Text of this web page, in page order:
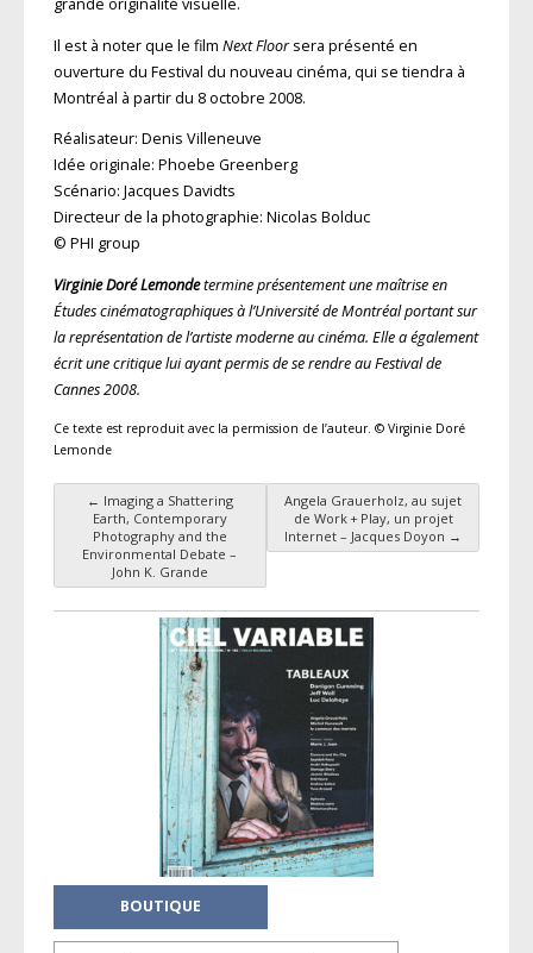
grande originalité visuelle.
Il est à noter que le film Next Floorsera présenté en
ouverture du Festival du nouveau cinéma, qui se tiendra à
Montréal à partir du 8 octobre 2008.
Réalisateur: Denis Villeneuve
Idée originale: Phoebe Greenberg
Scénario: Jacques Davidts
Directeur de la photographie: Nicolas Bolduc
© PHI group
Virginie Doré Lemondetermine présentement une maîtrise en
Études cinématographiques à l’Université de Montréal portant sur
la représentation de l’artiste moderne au cinéma. Elle a également
écrit une critique lui ayant permis de se rendre au Festival de
Cannes 2008.
Ce texte est reproduit avec la permission de l’auteur. © Virginie Doré
Lemonde
Navigation des articles
← Imaging a Shattering
Earth, Contemporary
Photography and the
Environmental Debate –
John K. Grande
Angela Grauerholz, au sujet
de Work + Play, un projet
Internet – Jacques Doyon →
BOUTIQUE